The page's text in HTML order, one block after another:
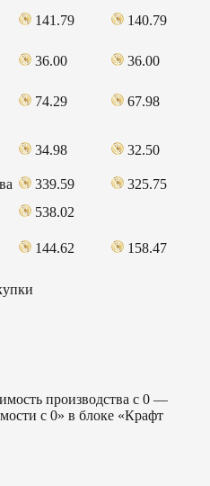
141.79 140.79
36.00 36.00
74.29 67.98
34.98 32.50
339.59
325.75
538.02
144.62 158.47
производства с 0 —
с 0» в блоке «Крафт